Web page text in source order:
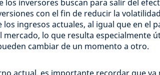
los inversores buscan para salir del
con el fin de reducir la
los ingresos actuales, al igual que en el
mercado, lo que resulta especialmente
cambiar de un momento a otro.